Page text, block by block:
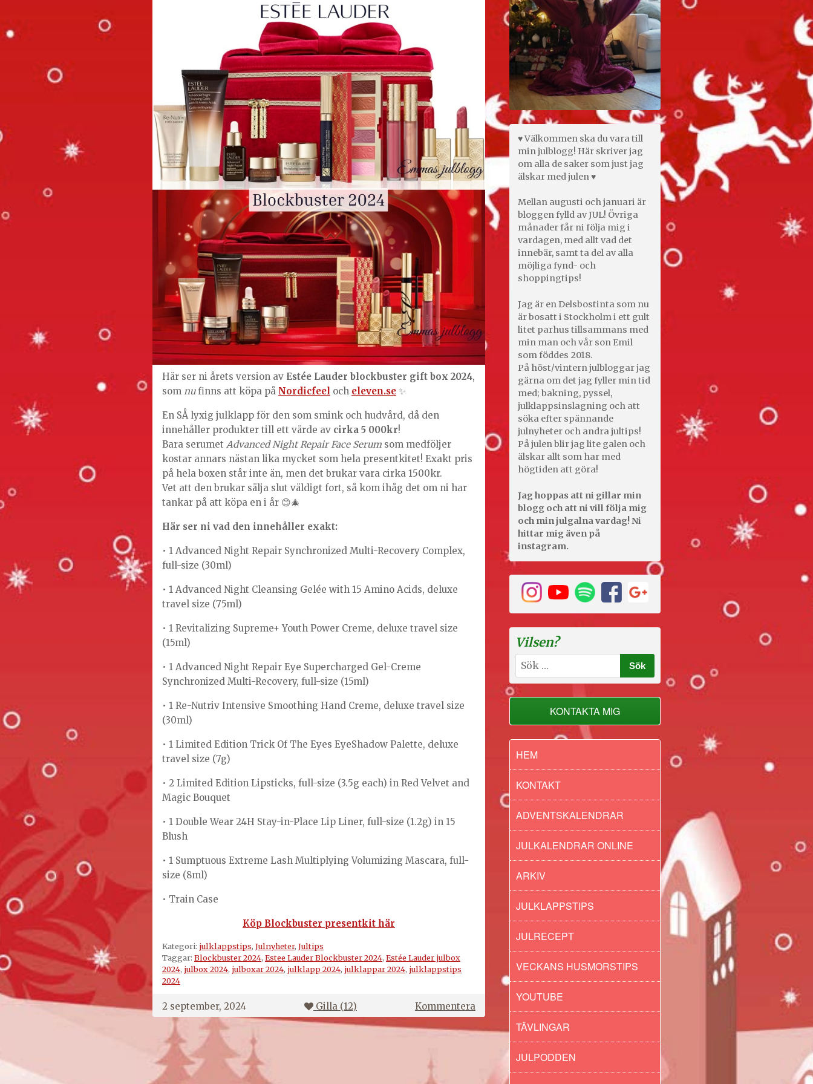
Här ser ni årets version av Estée Lauder blockbuster gift box 2024,
som nufinns att köpa på Nordicfeel och eleven.se ✨
En SÅ lyxig julklapp för den som smink och hudvård, då den
innehåller produkter till ett värde av cirka 5 000kr!
Bara serumet Advanced Night Repair Face Serum som medföljer
kostar annars nästan lika mycket som hela presentkitet! Exakt pris
på hela boxen står inte än, men det brukar vara cirka 1500kr.
Vet att den brukar sälja slut väldigt fort, så kom ihåg det om ni har
tankar på att köpa en i år 😊🎄
Här ser ni vad den innehåller exakt:
• 1 Advanced Night Repair Synchronized Multi-Recovery Complex,
full-size (30ml)
• 1 Advanced Night Cleansing Gelée with 15 Amino Acids, deluxe
travel size (75ml)
• 1 Revitalizing Supreme+ Youth Power Creme, deluxe travel size
(15ml)
• 1 Advanced Night Repair Eye Supercharged Gel-Creme
Synchronized Multi-Recovery, full-size (15ml)
• 1 Re-Nutriv Intensive Smoothing Hand Creme, deluxe travel size
(30ml)
• 1 Limited Edition Trick Of The Eyes EyeShadow Palette, deluxe
travel size (7g)
• 2 Limited Edition Lipsticks, full-size (3.5g each) in Red Velvet and
Magic Bouquet
• 1 Double Wear 24H Stay-in-Place Lip Liner, full-size (1.2g) in 15
Blush
• 1 Sumptuous Extreme Lash Multiplying Volumizing Mascara, full-
size (8ml)
• Train Case
Köp Blockbuster presentkit här
Kategori: julklappstips, Julnyheter, Jultips
Taggar: Blockbuster 2024, Estee Lauder Blockbuster 2024, Estée Lauder julbox
2024, julbox 2024, julboxar 2024, julklapp 2024, julklappar 2024, julklappstips
2024
2 september, 2024 Gilla (12) Kommentera
Estée
Lauder
Blockbuster
♥ Välkommen ska du vara till
min julblogg! Här skriver jag
om alla de saker som just jag
älskar med julen ♥
Mellan augusti och januari är
bloggen fylld av JUL! Övriga
månader får ni följa mig i
vardagen, med allt vad det
innebär, samt ta del av alla
möjliga fynd- och
shoppingtips!
Jag är en Delsbostinta som nu
är bosatt i Stockholm i ett gult
litet parhus tillsammans med
min man och vår son Emil
som föddes 2018.
På höst/vintern julbloggar jag
gärna om det jag fyller min tid
med; bakning, pyssel,
julklappsinslagning och att
söka efter spännande
julnyheter och andra jultips!
På julen blir jag lite galen och
älskar allt som har med
högtiden att göra!
Jag hoppas att ni gillar min
blogg och att ni vill följa mig
och min julgalna vardag! Ni
hittar mig även på
instagram.
Vilsen?
Sök
efter:
KONTAKTA MIG
HEM
KONTAKT
ADVENTSKALENDRAR
JULKALENDRAR ONLINE
ARKIV
JULKLAPPSTIPS
JULRECEPT
VECKANS HUSMORSTIPS
YOUTUBE
TÄVLINGAR
JULPODDEN